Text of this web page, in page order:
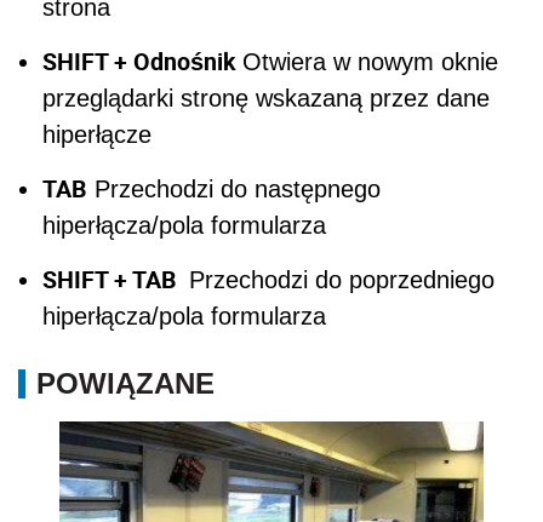
strona
SHIFT + Odnośnik Otwiera w nowym oknie
przeglądarki stronę wskazaną przez dane
hiperłącze
TAB Przechodzi do następnego
hiperłącza/pola formularza
SHIFT + TAB Przechodzi do poprzedniego
hiperłącza/pola formularza
POWIĄZANE